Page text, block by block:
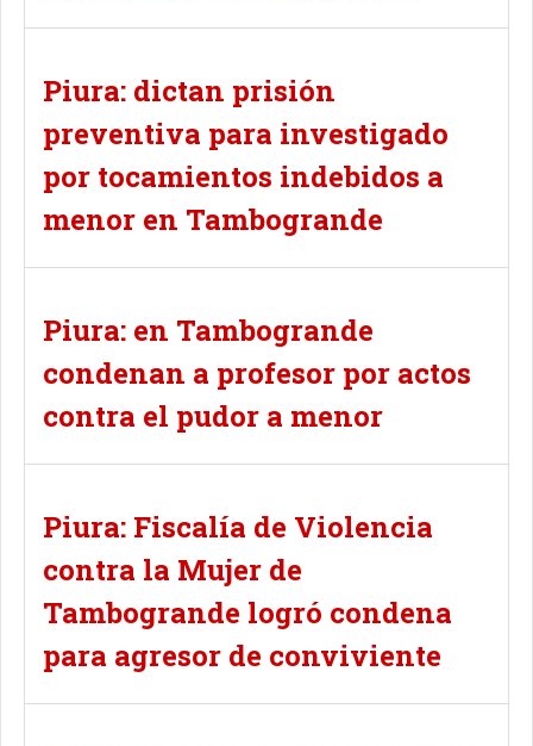
Piura: dictan prisión
preventiva para investigado
por tocamientos indebidos a
menor en Tambogrande
Piura: en Tambogrande
condenan a profesor por actos
contra el pudor a menor
Piura: Fiscalía de Violencia
contra la Mujer de
Tambogrande logró condena
para agresor de conviviente